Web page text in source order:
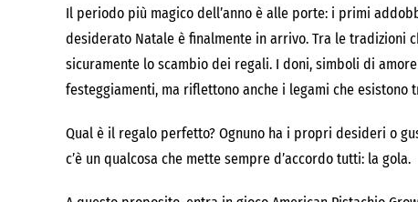
Il periodo più magico dell’anno è alle porte: i primi
desiderato Natale è finalmente in arrivo. Tra le tradizioni
sicuramente lo scambio dei regali. I doni, simboli di
festeggiamenti, ma riflettono anche i legami che esistono
Qual è il regalo perfetto? Ognuno ha i propri desideri o
c’è un qualcosa che mette sempre d’accordo tutti: la gola.